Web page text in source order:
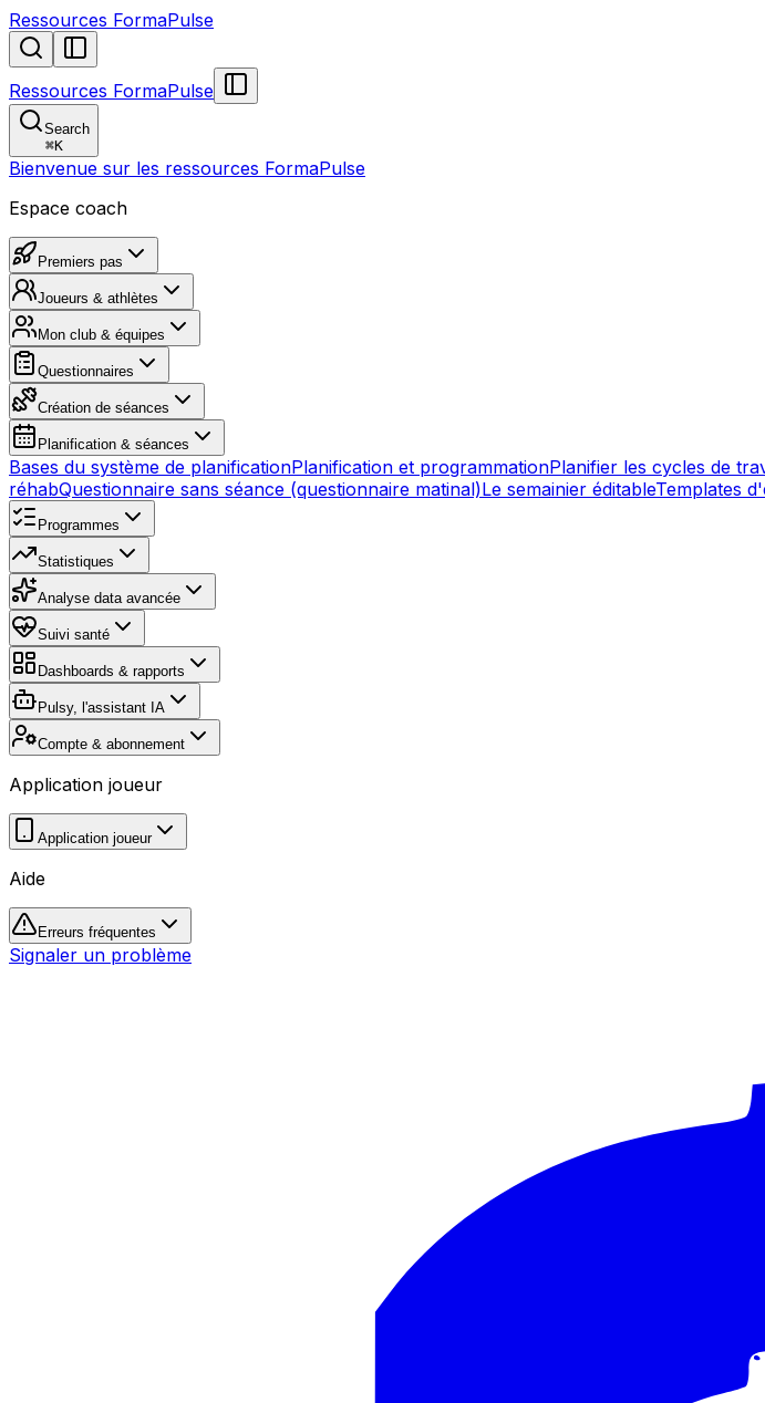
Ressources FormaPulse
Ressources FormaPulse
Search
⌘K
Bienvenue sur les ressources FormaPulse
Espace coach
Premiers pas
Joueurs & athlètes
Mon club & équipes
Questionnaires
Création de séances
Planification & séances
Bases du système de planificationPlanification et programmationPlanifier les cycles de
réhabQuestionnaire sans séance (questionnaire matinal)Le semainier éditableTemplates
Programmes
Statistiques
Analyse data avancée
Suivi santé
Dashboards & rapports
Pulsy, l'assistant IA
Compte & abonnement
Application joueur
Application joueur
Aide
Erreurs fréquentes
Signaler un problème